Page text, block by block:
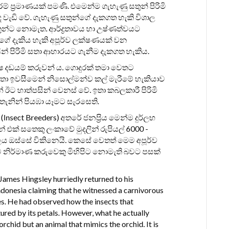
ප‍්‍රමාණයක් පමණි. එමෙන්ම ගැහැණු සතුන් පිරිමි
වේ. ගැහැණු සතුන්ගේ දැකගත හැකි විශාල
නොමැත. ආර්ද්‍රතාවය හා උෂ්ණත්වයට
දැකිය හැකි අපූර්ව ලක්ෂණයක් වන
පිරිමි සතා ආහාරයට ගැනීම දැකගත හැකිය.
දඩයම් කරුවන් ය. ගොදුරක් තමා වෙතට
ඉවසීමෙන් නිසොල්මන්ව කල් මැරීමේ හැකියාව
හාත්පසින් වෙනස් වේ. ඉතා කබලකාරී පිරිමි
පියඹා යෑමට සැරසෙති.
Breeders) අතරේ ජනප‍්‍රිය මෙන්ම දුර්ලභ
සතෙකු ලංකාවේ මුදලින් රුපියල් 6000 -
ඔස්සේ විකිනෙයි. කෙසේ වෙතත් මෙම අපූර්ව
නිර්මාණ කරුවෙකු මිහිපිට නොමැති බවට පසක්
Hingsley hurriedly returned to his
claiming that he witnessed a carnivorous
He had observed how the insects that
by its petals. However, what he actually
but an animal that mimics the orchid. It is